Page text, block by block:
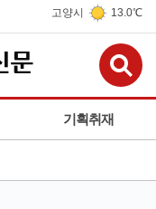
고양시 13.0℃
기획취재